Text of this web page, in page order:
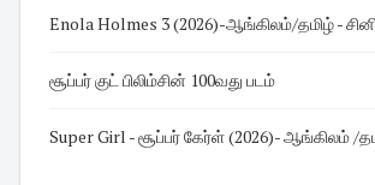
Enola Holmes 3 (2026)-ஆங்கிலம்/தமிழ் -
சூப்பர் குட் பிலிம்சின் 100வது படம்
Super Girl - சூப்பர் கேர்ள் (2026)- ஆங்கிலம் /